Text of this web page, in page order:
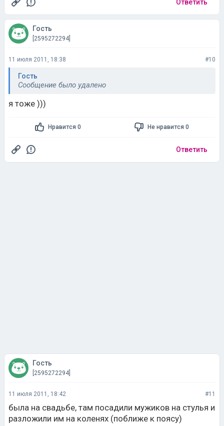
Ответить
Гость
[2595272294]
11 июля 2011, 18:38 #10
Гость
Сообщение было удалено
я тоже )))
Нравится 0 Не нравится 0
Ответить
Гость
[2595272294]
11 июля 2011, 18:42 #11
была на свадьбе, там посадили мужиков на стулья и
разложили им на коленях (поближе к поясу)